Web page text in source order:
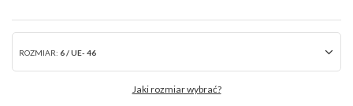
ROZMIAR: 6 / UE- 46
Jaki rozmiar wybrać?